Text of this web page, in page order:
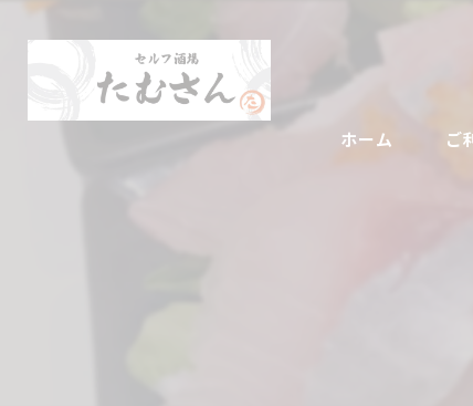
ホーム ご